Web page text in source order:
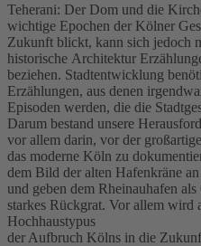
Teherani: Der Dom und die
wichtige Epochen der Kölner
Zukunft blickt, kann sich jedoch
historische Architektur
beziehen. Stadtentwicklung
Erzählungen, aus denen
Episoden werden, die die
Darum bestand unsere
vor allem darin, vor der
das moderne Köln zu
dem Bild der alten Hafenkräne
und geben dem Rheinauhafen
starkes Rückgrat. Vor allem wird
Hochhaustypus
der Aufbruch Kölns in die